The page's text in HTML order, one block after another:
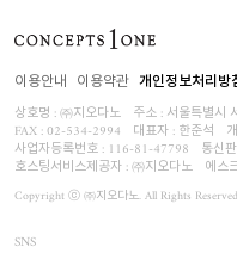
이용안내 이용약관 개인정보처리방
상호명 : ㈜지오다노 주소 : 서울특별시
FAX : 02-534-2994 대표자 : 한준석
사업자등록번호 : 116-81-47798 통신
호스팅서비스제공자 : ㈜지오다노 에스
Copyright ⓒ ㈜지오다노. All Rights
SNS